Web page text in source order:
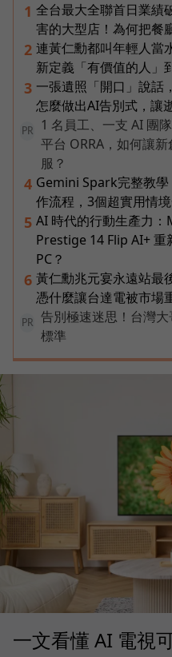
1 全台最大全聯首日業績
害的大型店！為何把餐
2 連黃仁勳都叫年輕人當
新定義「有價值的人」
3 一張遺照「開口」說話
怎麼做出AI告別式，讓
PR
1 名員工、一支 AI 團
平台 ORRA，如何讓
服？
4 Gemini Spark完整教
作流程，3個超實用情
5 AI 時代的行動生產力
Prestige 14 Flip AI+
PC？
6 黃仁勳兆元宴永遠站最
憑什麼讓台達電被市場
PR
告別極速迷思！台灣
標準
一文看懂 AI 電視